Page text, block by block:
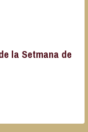
la Setmana de